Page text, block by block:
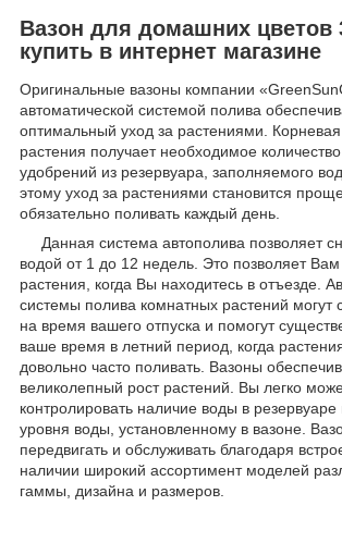
Вазон для домашних цветов
купить в интернет магазине
Оригинальные вазоны компании
автоматической системой полива
оптимальный уход за растениями.
растения получает необходимое
удобрений из резервуара, заполняемого
этому уход за растениями становится
обязательно поливать каждый день.
Данная система автополива позволяет
водой от 1 до 12 недель. Это позволяет Вам
растения, когда Вы находитесь в отъезде.
системы полива комнатных растений могут
на время вашего отпуска и помогут
ваше время в летний период, когда
довольно часто поливать. Вазоны
великолепный рост растений. Вы легко
контролировать наличие воды в резервуаре
уровня воды, установленному в вазоне.
передвигать и обслуживать благодаря
наличии широкий ассортимент моделей
гаммы, дизайна и размеров.